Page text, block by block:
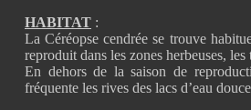
HABITAT :
La Céréopse cendrée se trouve
reproduit dans les zones herbeuses,
En dehors de la saison de
fréquente les rives des lacs d’eau